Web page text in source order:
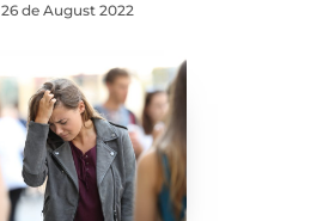
26 de August 2022